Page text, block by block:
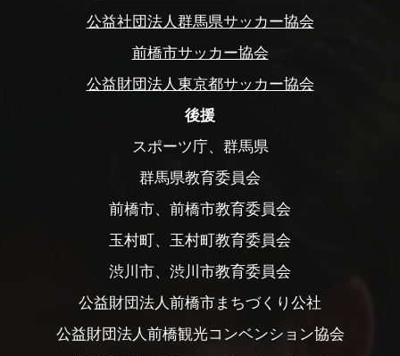
公益社団法人群馬県サッカー協会
前橋市サッカー協会
公益財団法人東京都サッカー協会
後援
スポーツ庁、群馬県
群馬県教育委員会
前橋市、前橋市教育委員会
玉村町、玉村町教育委員会
渋川市、渋川市教育委員会
公益財団法人前橋市まちづくり公社
公益財団法人前橋観光コンベンション協会